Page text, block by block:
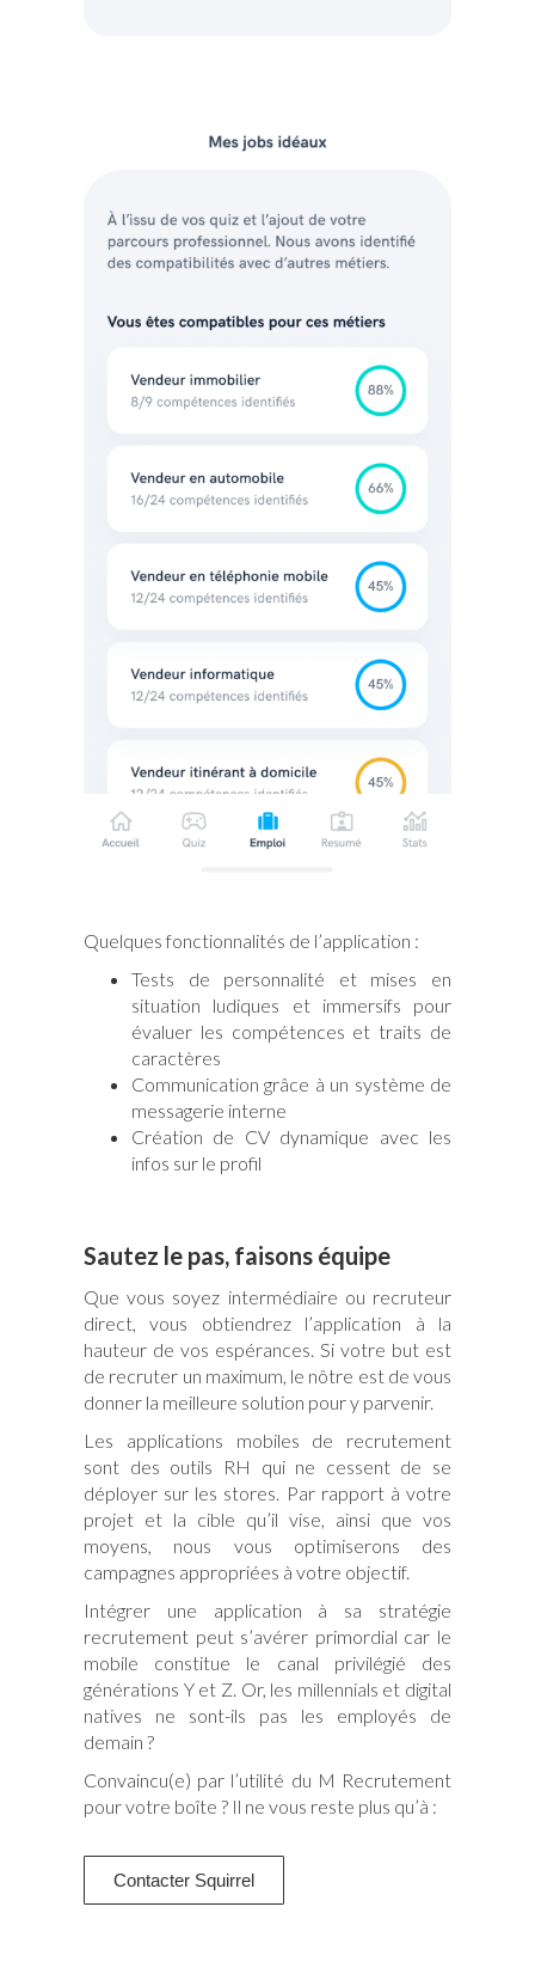
Quelques fonctionnalités de l’application :
Tests de personnalité et mises en
situation ludiques et immersifs pour
évaluer les compétences et traits de
caractères
Communication grâce à un système de
messagerie interne
Création de CV dynamique avec les
infos sur le profil
Sautez le pas, faisons équipe
Que vous soyez intermédiaire ou recruteur
direct, vous obtiendrez l’application à la
hauteur de vos espérances. Si votre but est
de recruter un maximum, le nôtre est de vous
donner la meilleure solution pour y parvenir.
Les applications mobiles de recrutement
sont des outils RH qui ne cessent de se
déployer sur les stores. Par rapport à votre
projet et la cible qu’il vise, ainsi que vos
moyens, nous vous optimiserons des
campagnes appropriées à votre objectif.
Intégrer une application à sa stratégie
recrutement peut s’avérer primordial car le
mobile constitue le canal privilégié des
générations Y et Z. Or, les millennials et digital
natives ne sont-ils pas les employés de
demain ?
Convaincu(e) par l’utilité du M Recrutement
pour votre boîte ? Il ne vous reste plus qu’à :
Contacter Squirrel